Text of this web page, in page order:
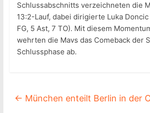
Schlussabschnitts verzeichneten die
13:2-Lauf, dabei dirigierte Luka Doncic
FG, 5 Ast, 7 TO). Mit diesem
wehrten die Mavs das Comeback der
Schlussphase ab.
← München enteilt Berlin in der